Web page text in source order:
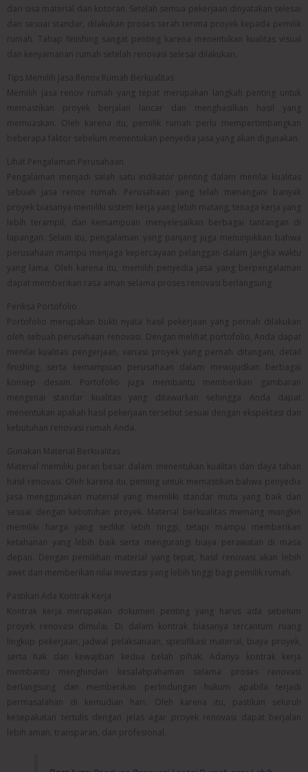
dari sisa material dan kotoran. Setelah semua pekerjaan dinyatakan selesai
dan sesuai standar, dilakukan proses serah terima proyek kepada pemilik
rumah. Tahap finishing sangat penting karena menentukan kualitas visual
dan kenyamanan rumah setelah renovasi selesai dilakukan.
Tips Memilih Jasa Renov Rumah Berkualitas
Memilih jasa renov rumah yang tepat merupakan langkah penting untuk
memastikan proyek berjalan lancar dan menghasilkan hasil yang
memuaskan. Oleh karena itu, pemilik rumah perlu mempertimbangkan
beberapa faktor sebelum menentukan penyedia jasa yang akan digunakan.
Lihat Pengalaman Perusahaan
Pengalaman menjadi salah satu indikator penting dalam menilai kualitas
sebuah jasa renov rumah. Perusahaan yang telah menangani banyak
proyek biasanya memiliki sistem kerja yang lebih matang, tenaga kerja yang
lebih terampil, dan kemampuan menyelesaikan berbagai tantangan di
lapangan. Selain itu, pengalaman yang panjang juga menunjukkan bahwa
perusahaan mampu menjaga kepercayaan pelanggan dalam jangka waktu
yang lama. Oleh karena itu, memilih penyedia jasa yang berpengalaman
dapat memberikan rasa aman selama proses renovasi berlangsung.
Periksa Portofolio
Portofolio merupakan bukti nyata hasil pekerjaan yang pernah dilakukan
oleh sebuah perusahaan renovasi. Dengan melihat portofolio, Anda dapat
menilai kualitas pengerjaan, variasi proyek yang pernah ditangani, detail
finishing, serta kemampuan perusahaan dalam mewujudkan berbagai
konsep desain. Portofolio juga membantu memberikan gambaran
mengenai standar kualitas yang ditawarkan sehingga Anda dapat
menentukan apakah hasil pekerjaan tersebut sesuai dengan ekspektasi dan
kebutuhan renovasi rumah Anda.
Gunakan Material Berkualitas
Material memiliki peran besar dalam menentukan kualitas dan daya tahan
hasil renovasi. Oleh karena itu, penting untuk memastikan bahwa penyedia
jasa menggunakan material yang memiliki standar mutu yang baik dan
sesuai dengan kebutuhan proyek. Material berkualitas memang mungkin
memiliki harga yang sedikit lebih tinggi, tetapi mampu memberikan
ketahanan yang lebih baik serta mengurangi biaya perawatan di masa
depan. Dengan pemilihan material yang tepat, hasil renovasi akan lebih
awet dan memberikan nilai investasi yang lebih tinggi bagi pemilik rumah.
Pastikan Ada Kontrak Kerja
Kontrak kerja merupakan dokumen penting yang harus ada sebelum
proyek renovasi dimulai. Di dalam kontrak biasanya tercantum ruang
lingkup pekerjaan, jadwal pelaksanaan, spesifikasi material, biaya proyek,
serta hak dan kewajiban kedua belah pihak. Adanya kontrak kerja
membantu menghindari kesalahpahaman selama proses renovasi
berlangsung dan memberikan perlindungan hukum apabila terjadi
permasalahan di kemudian hari. Oleh karena itu, pastikan seluruh
kesepakatan tertulis dengan jelas agar proyek renovasi dapat berjalan
lebih aman, transparan, dan profesional.